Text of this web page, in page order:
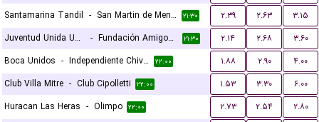
Santamarina Tandil - San Martin de Mendoza ۲۱:۳۰ ۲.۳۹ ۲.۶۳
۳.۱۵
Juventud Unida Universitario
- Fundación Amigos por el Deporte ۲۱:۳۰ ۲.۱۴ ۲.۶۸
۳.۶۰
Boca Unidos - Independiente Chivilcoy ۲۲:۰۰ ۱.۸۸ ۲.۹۰
۴.۰۰
Club Villa Mitre - Club Cipolletti ۲۲:۰۰ ۱.۵۳ ۳.۳۰
۶.۰۰
Huracan Las Heras - Olimpo ۲۲:۰۰ ۲.۷۳ ۲.۵۴
۲.۸۰